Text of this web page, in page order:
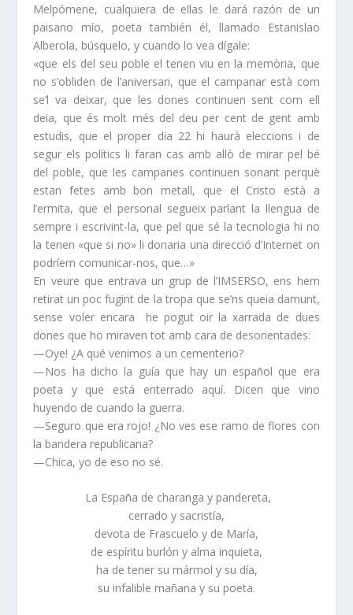
Melpómene, cualquiera de ellas le dará razón de un
paisano mío, poeta también él, llamado Estanislao
Alberola, búsquelo, y cuando lo vea dígale:
«que els del seu poble el tenen viu en la memòria, que
no s’obliden de l’aniversari, que el campanar està com
se’l va deixar, que les dones continuen sent com ell
deia, que és molt més del deu per cent de gent amb
estudis, que el proper dia 22 hi haurà eleccions i de
segur els polítics li faran cas amb allò de mirar pel bé
del poble, que les campanes continuen sonant perquè
estan fetes amb bon metall, que el Cristo està a
l’ermita, que el personal segueix parlant la llengua de
sempre i escrivint-la, que pel que sé la tecnologia hi no
la tenen «que si no» li donaria una direcció d’Internet on
podríem comunicar-nos, que…»
En veure que entrava un grup de l’IMSERSO, ens hem
retirat un poc fugint de la tropa que se’ns queia damunt,
sense voler encara he pogut oir la xarrada de dues
dones que ho miraven tot amb cara de desorientades:
—Oye! ¿A qué venimos a un cementerio?
—Nos ha dicho la guía que hay un español que era
poeta y que está enterrado aquí. Dicen que vino
huyendo de cuando la guerra.
—Seguro que era rojo! ¿No ves ese ramo de flores con
la bandera republicana?
—Chica, yo de eso no sé.
La España de charanga y pandereta,
cerrado y sacristía,
devota de Frascuelo y de María,
de espíritu burlón y alma inquieta,
ha de tener su mármol y su día,
su infalible mañana y su poeta.